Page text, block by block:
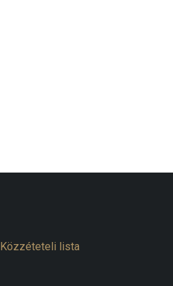
Közzéteteli lista